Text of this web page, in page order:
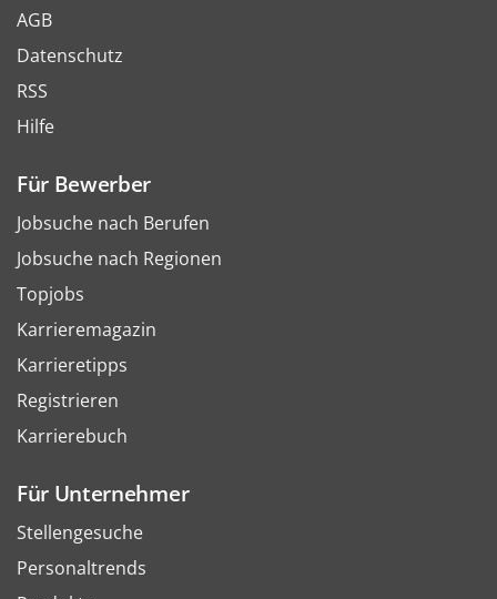
AGB
Datenschutz
RSS
Hilfe
Für Bewerber
Jobsuche nach Berufen
Jobsuche nach Regionen
Topjobs
Karrieremagazin
Karrieretipps
Registrieren
Karrierebuch
Für Unternehmer
Stellengesuche
Personaltrends